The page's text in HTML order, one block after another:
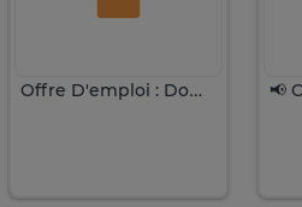
Offre D'emploi : Domestiques